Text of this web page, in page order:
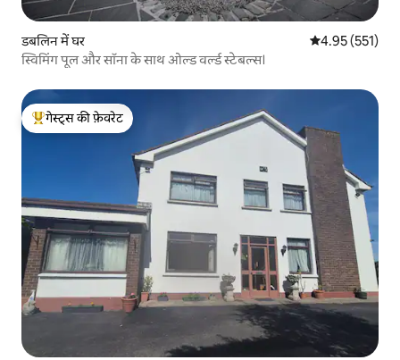
डबलिन में घर औसत रेटिंग 5 में से
4.95 (551)
स्विमिंग पूल और सॉना के साथ ओल्ड वर्ल्ड स्टेबल्स।
गेस्ट्स का टॉप फ़ेवरेट
गेस्ट्स की फ़ेवरेट